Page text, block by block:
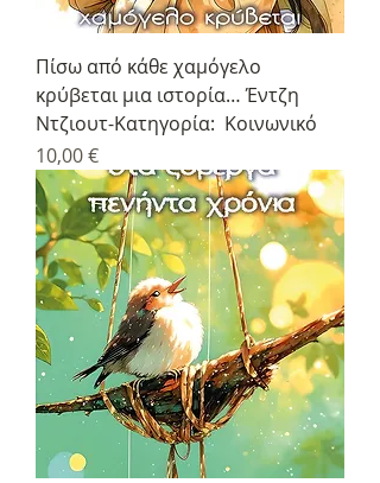
Πίσω από κάθε χαμόγελο
κρύβεται μια ιστορία… Έντζη
Ντζιουτ-Κατηγορία: Κοινωνικό
Τιμή
10,00 €